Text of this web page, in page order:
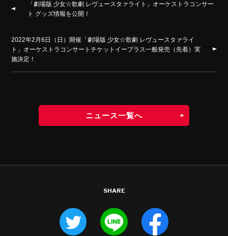
「劇場版 少女☆歌劇 レヴュースタァライト」オーケストラコンサー
ト グッズ情報を公開！
2022年2月6日（日）開催「劇場版 少女☆歌劇 レヴュースタァライ
ト」オーケストラコンサートチケットイープラス一般発売（先着）実
施決定！
ニュース一覧へ
SHARE